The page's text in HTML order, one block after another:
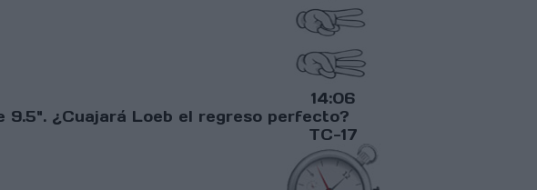
14:06
9.5". ¿Cuajará Loeb el regreso perfecto?
TC-17